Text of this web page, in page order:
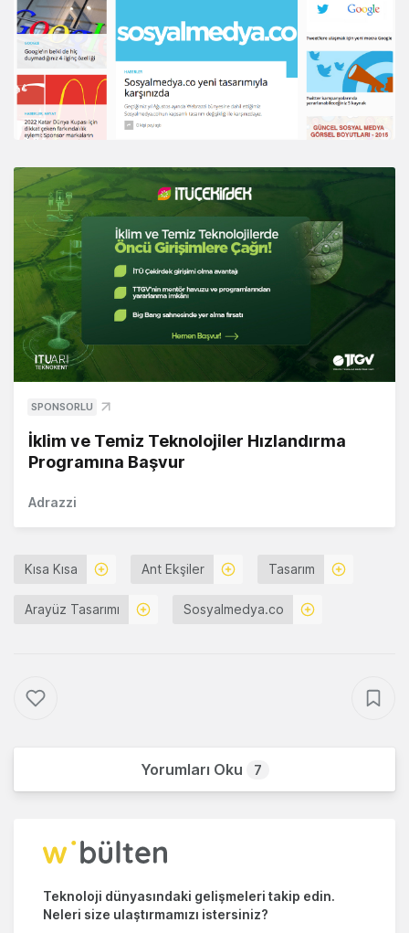
SPONSORLU
İklim ve Temiz Teknolojiler Hızlandırma
Programına Başvur
Adrazzi
Kısa Kısa Ant Ekşiler Tasarım
Arayüz Tasarımı Sosyalmedya.co
Yorumları Oku 7
Teknoloji dünyasındaki gelişmeleri takip edin.
Neleri size ulaştırmamızı istersiniz?